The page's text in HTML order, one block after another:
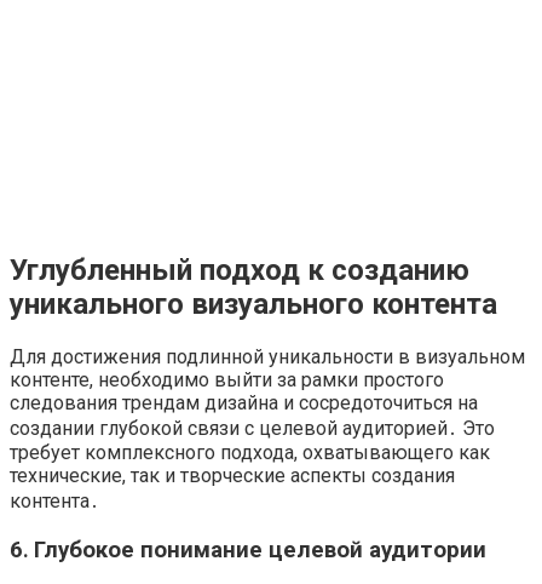
Углубленный подход к созданию
уникального визуального контента
Для достижения подлинной уникальности в визуальном
контенте, необходимо выйти за рамки простого
следования трендам дизайна и сосредоточиться на
создании глубокой связи с целевой аудиторией․ Это
требует комплексного подхода, охватывающего как
технические, так и творческие аспекты создания
контента․
6․ Глубокое понимание целевой аудитории